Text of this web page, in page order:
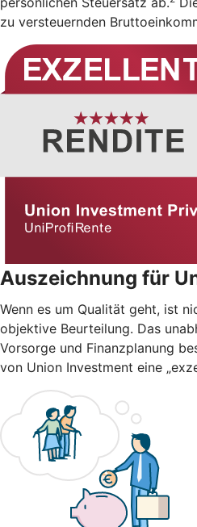
zu versteuernden
Auszeichnung für
Wenn es um Qualität geht, ist
objektive Beurteilung. Das
Vorsorge und Finanzplanung
von Union Investment eine